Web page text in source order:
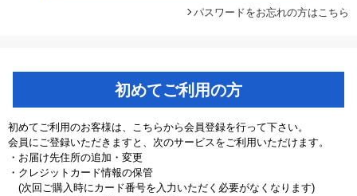
パスワードをお忘れの方はこちら
初めてご利用の方
初めてご利用のお客様は、こちらから会員登録を行って下さい。
会員にご登録いただきますと、次のサービスをご利用いただけます。
・お届け先住所の追加・変更
・クレジットカード情報の保管
(次回ご購入時にカード番号を入力いただく必要がなくなります)